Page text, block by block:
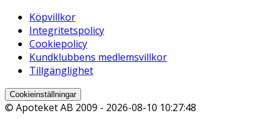
Köpvillkor
Integritetspolicy
Cookiepolicy
Kundklubbens medlemsvillkor
Tillgänglighet
Cookieinställningar
© Apoteket AB 2009 - 2026-08-10 10:27:48